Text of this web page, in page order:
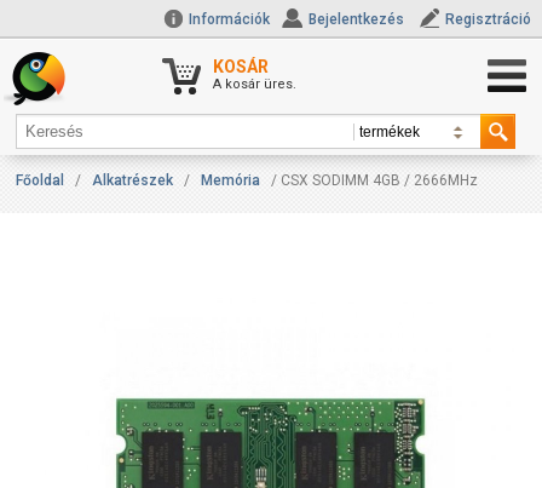
Információk Bejelentkezés Regisztráció
KOSÁR
A kosár üres.
Főoldal / Alkatrészek / Memória / CSX SODIMM 4GB / 2666MHz